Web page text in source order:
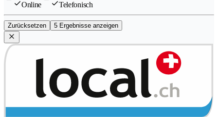
Online Telefonisch
Zurücksetzen 5 Ergebnisse anzeigen